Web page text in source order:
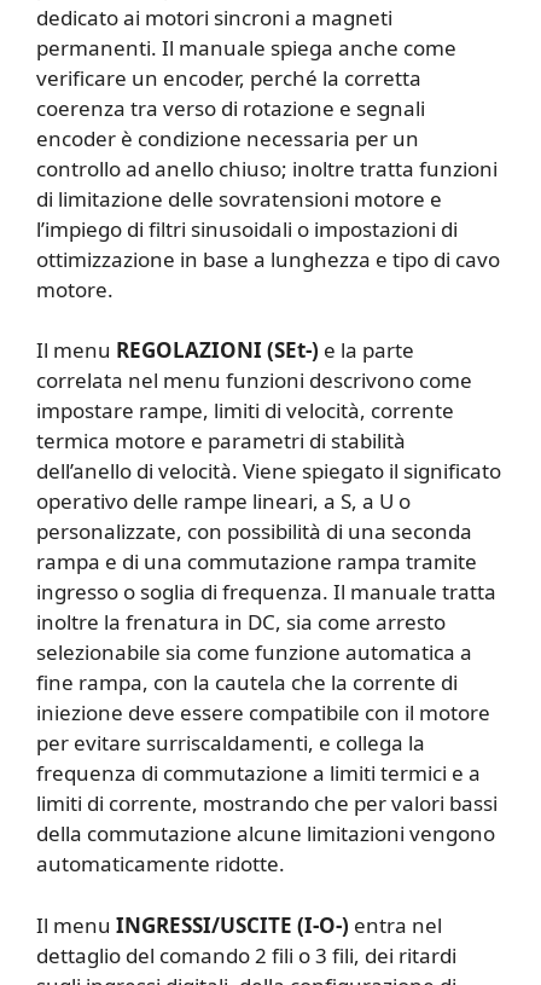
dedicato ai motori sincroni a magneti
permanenti. Il manuale spiega anche come
verificare un encoder, perché la corretta
coerenza tra verso di rotazione e segnali
encoder è condizione necessaria per un
controllo ad anello chiuso; inoltre tratta funzioni
di limitazione delle sovratensioni motore e
l’impiego di filtri sinusoidali o impostazioni di
ottimizzazione in base a lunghezza e tipo di cavo
motore.
Il menu REGOLAZIONI (SEt-) e la parte
correlata nel menu funzioni descrivono come
impostare rampe, limiti di velocità, corrente
termica motore e parametri di stabilità
dell’anello di velocità. Viene spiegato il significato
operativo delle rampe lineari, a S, a U o
personalizzate, con possibilità di una seconda
rampa e di una commutazione rampa tramite
ingresso o soglia di frequenza. Il manuale tratta
inoltre la frenatura in DC, sia come arresto
selezionabile sia come funzione automatica a
fine rampa, con la cautela che la corrente di
iniezione deve essere compatibile con il motore
per evitare surriscaldamenti, e collega la
frequenza di commutazione a limiti termici e a
limiti di corrente, mostrando che per valori bassi
della commutazione alcune limitazioni vengono
automaticamente ridotte.
Il menu INGRESSI/USCITE (I-O-) entra nel
dettaglio del comando 2 fili o 3 fili, dei ritardi